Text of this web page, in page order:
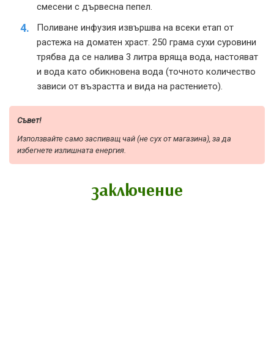
смесени с дървесна пепел.
Поливане инфузия извършва на всеки етап от
растежа на доматен храст. 250 грама сухи суровини
трябва да се налива 3 литра вряща вода, настояват
и вода като обикновена вода (точното количество
зависи от възрастта и вида на растението).
Съвет!
Използвайте само заспиващ ​​чай (не сух от магазина), за да
избегнете излишната енергия.
заключение